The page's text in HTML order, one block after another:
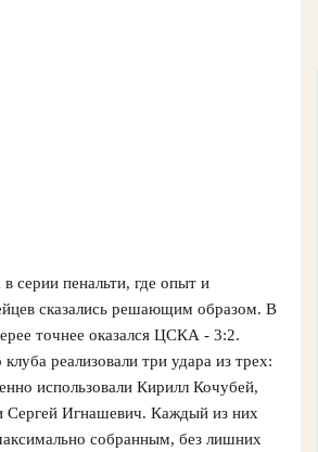
в серии пенальти, где опыт и
сказались решающим образом. В
точнее оказался ЦСКА - 3:2.
реализовали три удара из трех:
использовали Кирилл Кочубей,
Сергей Игнашевич. Каждый из них
собранным, без лишних